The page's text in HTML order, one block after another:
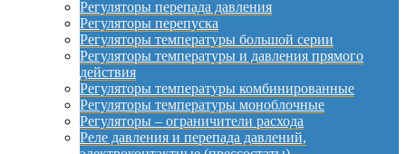
Регуляторы перепада давления
Регуляторы перепуска
Регуляторы температуры большой серии
Регуляторы температуры и давления прямого
действия
Регуляторы температуры комбинированные
Регуляторы температуры моноблочные
Регуляторы – ограничители расхода
Реле давления и перепада давлений,